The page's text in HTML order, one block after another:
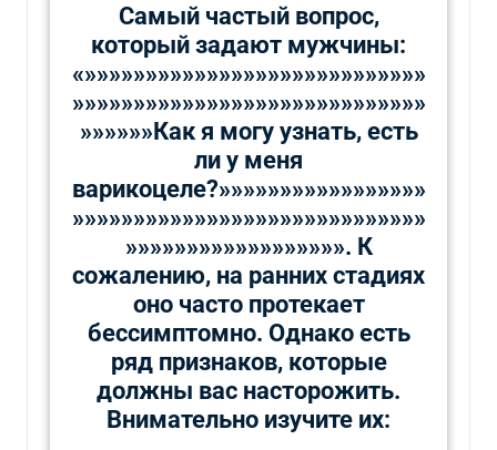
Самый частый вопрос,
который задают мужчины:
«»»»»»»»»»»»»»»»»»»»»»»»»»»»»
»»»»»»»»»»»»»»»»»»»»»»»»»»»»»
»»»»»»Как я могу узнать, есть
ли у меня
варикоцеле?»»»»»»»»»»»»»»»»»
»»»»»»»»»»»»»»»»»»»»»»»»»»»»»
»»»»»»»»»»»»»»»»»». К
сожалению, на ранних стадиях
оно часто протекает
бессимптомно. Однако есть
ряд признаков, которые
должны вас насторожить.
Внимательно изучите их: